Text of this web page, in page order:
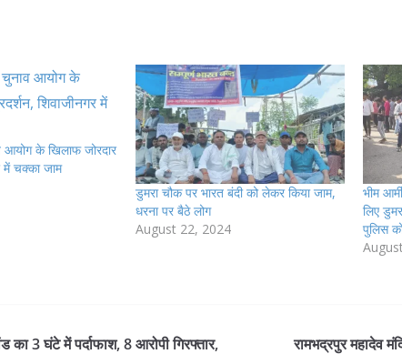
आयोग के खिलाफ जोरदार
में चक्का जाम
डुमरा चौक पर भारत बंदी को लेकर किया जाम,
धरना पर बैठे लोग
August 22, 2024
भीम
लिए
पुलिस
का 3 घंटे में पर्दाफाश, 8 आरोपी गिरफ्तार,
रामभद्रपुर महादेव